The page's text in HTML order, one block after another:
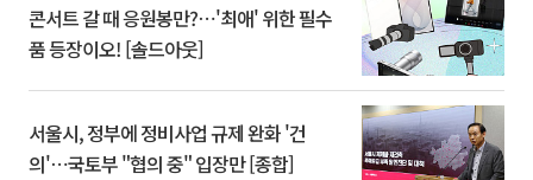
콘서트 갈 때 응원봉만?⋯'최애' 위한 필수
품 등장이오! [솔드아웃]
서울시, 정부에 정비사업 규제 완화 '건
의'⋯국토부 "협의 중" 입장만 [종합]